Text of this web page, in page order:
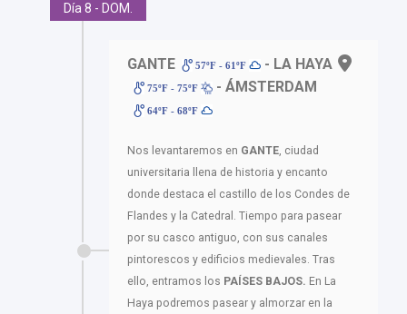
Día 8 - DOM.
GANTE 57ºF - 61ºF - LA HAYA
75ºF - 75ºF - ÁMSTERDAM
64ºF - 68ºF
Nos levantaremos en GANTE, ciudad
universitaria llena de historia y encanto
donde destaca el castillo de los Condes de
Flandes y la Catedral. Tiempo para pasear
por su casco antiguo, con sus canales
pintorescos y edificios medievales. Tras
ello, entramos los PAÍSES BAJOS. En La
Haya podremos pasear y almorzar en la